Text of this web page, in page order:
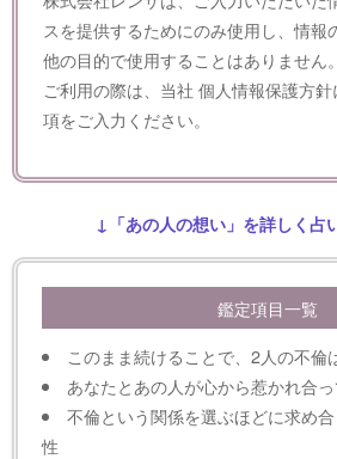
スを提供するためにのみ使用し、情報
他の目的で使用することはありません。
ご利用の際は、当社個人情報保護方針
項をご入力ください。
↓「あの人の想い」を詳しく
鑑定項目一覧
このまま続けることで、2人の不倫
あなたとあの人が心から惹かれ合
不倫という関係を選ぶほどに求め
性